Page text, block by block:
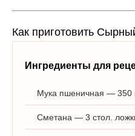
Как приготовить
Ингредиенты для
Мука пшеничная — 350
Сметана — 3 стол.